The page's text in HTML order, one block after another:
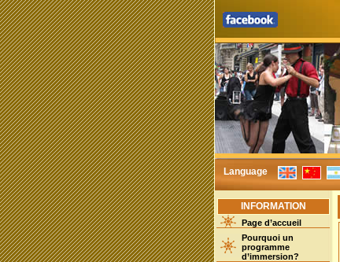
Language
INFORMATION
Page d’accueil
Pourquoi un
programme
d’immersion?